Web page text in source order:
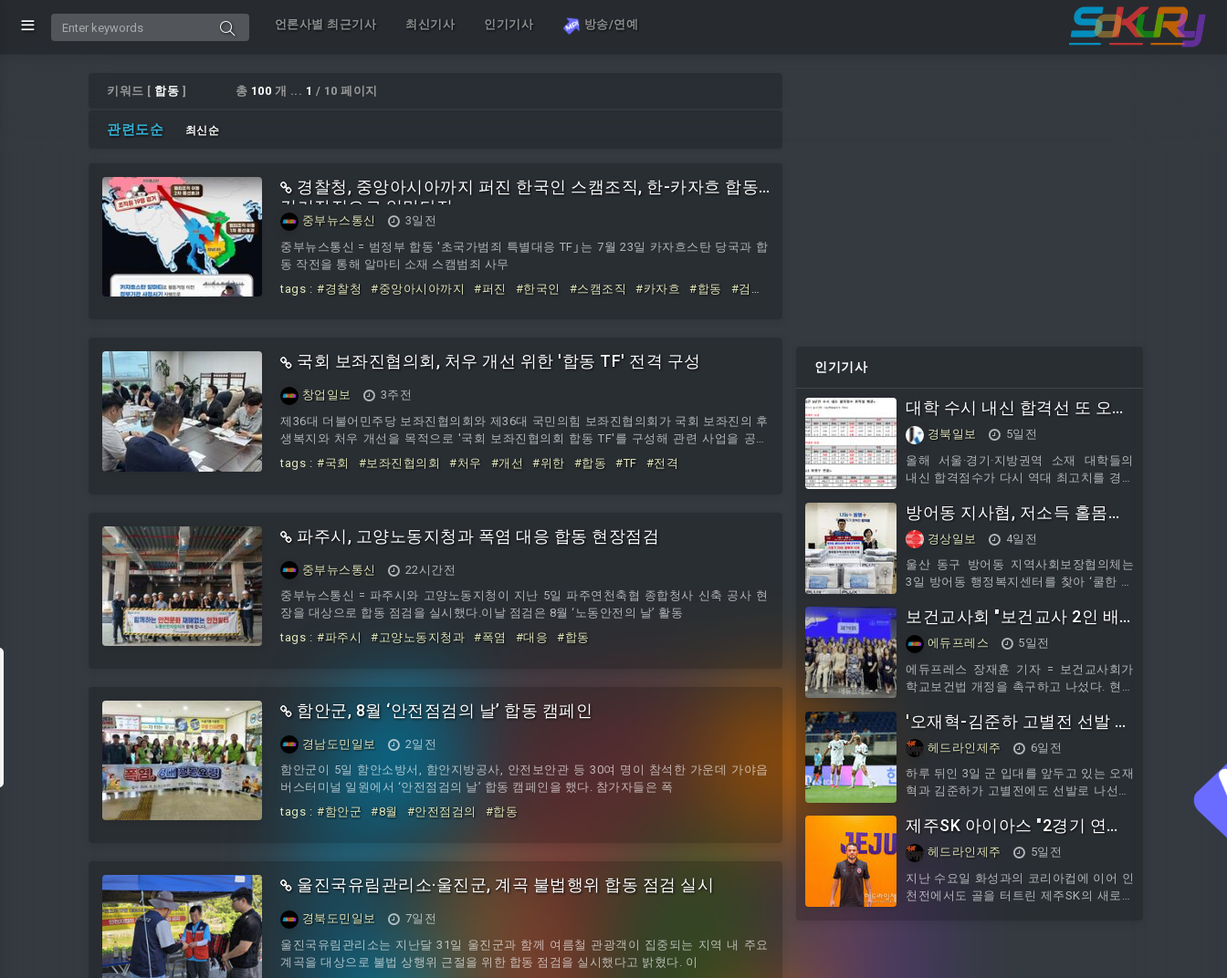
언론사별 최근기사 최신기사 인기기사 방송/연예
키워드 [ 합동 ] 총 100 개 ... 1 / 10 페이지
관련도순 최신순
경찰청, 중앙아시아까지 퍼진 한국인 스캠조직, 한-카자흐 합동
검거작전으로 일망타진
중부뉴스통신
3일전
중부뉴스통신 = 범정부 합동 '초국가범죄 특별대응 TF｣는 7월 23일 카자흐스탄 당국과 합
동 작전을 통해 알마티 소재 스캠범죄 사무
tags : #경찰청 #중앙아시아까지 #퍼진 #한국인 #스캠조직 #카자흐 #합동
#검거
국회 보좌진협의회, 처우 개선 위한 '합동 TF' 전격 구성
창업일보
3주전
제36대 더불어민주당 보좌진협의회와 제36대 국민의힘 보좌진협의회가 국회 보좌진의 후
생복지와 처우 개선을 목적으로 '국회 보좌진협의회 합동 TF'를 구성해 관련 사업을 공동
추진하기로 합의했다.◇국회 보좌진협의회 합동 TF 주요 협의 내용 구분 세부 내용 ⓒ창업
일보민보협과 국보협은 지난 20일 국회의원회관에서 회의를 열어 양측의 공통 공약을 확
tags : #국회 #보좌진협의회 #처우 #개선 #위한 #합동 #TF #전격
파주시, 고양노동지청과 폭염 대응 합동 현장점검
중부뉴스통신
22시간전
중부뉴스통신 = 파주시와 고양노동지청이 지난 5일 파주연천축협 종합청사 신축 공사 현
장을 대상으로 합동 점검을 실시했다.이날 점검은 8월 ‘노동안전의 날’ 활동
tags : #파주시 #고양노동지청과 #폭염 #대응 #합동
함안군, 8월 ‘안전점검의 날’ 합동 캠페인
경남도민일보
2일전
함안군이 5일 함안소방서, 함안지방공사, 안전보안관 등 30여 명이 참석한 가운데 가야읍
버스터미널 일원에서 ‘안전점검의 날’ 합동 캠페인을 했다. 참가자들은 폭
tags : #함안군 #8월 #안전점검의 #합동
울진국유림관리소·울진군, 계곡 불법행위 합동 점검 실시
경북도민일보
7일전
울진국유림관리소는 지난달 31일 울진군과 함께 여름철 관광객이 집중되는 지역 내 주요
계곡을 대상으로 불법 상행위 근절을 위한 합동 점검을 실시했다고 밝혔다. 이
인기기사
대학 수시 내신 합격선 또 오른
다…서울·지방권 역대 최고 전
망
경북일보
5일전
올해 서울·경기·지방권역 소재 대학들의
내신 합격점수가 다시 역대 최고치를 경신
대학의 내신 합격점수가 최근 5년 중 가장
높은 수준을 기록한 가운데, 입시업계는
올해도 합격선 상승세가 이어질 가능성이
크다고 분석했다.2일 종로학원이 발표한
‘2
방어동 지사협, 저소득 홀몸노
인 선풍기 등 지원
경상일보
4일전
울산 동구 방어동 지역사회보장협의체는
3일 방어동 행정복지센터를 찾아 ‘쿨한 여
몸노인을 위한 선풍기 20대와 쿨 베개 10
개를 전달했다.
보건교사회 "보건교사 2인 배
치 기준 800명으로 낮춰라"
에듀프레스
5일전
에듀프레스 장재훈 기자 = 보건교사회가
학교보건법 개정을 촉구하고 나섰다. 현행
인 배치 기준을 학생 수 800명 이상으로
'오재혁-김준하 고별전 선발 출
격' 제주SK, 인천전 선발 라인
업 발표
헤드라인제주
6일전
하루 뒤인 3일 군 입대를 앞두고 있는 오재
혁과 김준하가 고별전에도 선발로 나선다.
경기장에서 열리는 하나은행 K리그1 2026
21라운드 인천유나이티드와의 홈경기를
앞두고 선발 라인업을 발표했다.제주SK는
김동준 골키퍼가 골문을 지키고 김륜성,
세레스틴, 토비아스, 유인수, 오재혁, 이탈
제주SK 아이아스 "2경기 연속
골 감사하지만...팀의 경기 결과
가 아쉬워"
헤드라인제주
5일전
지난 수요일 화성과의 코리아컵에 이어 인
천전에서도 골을 터트린 제주SK의 새로운